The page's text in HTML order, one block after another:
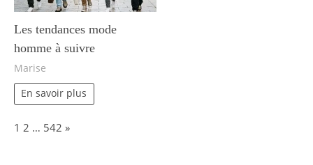
Les tendances mode
homme à suivre
Marise
En savoir plus
Page:
1 2 … 542 Next
»